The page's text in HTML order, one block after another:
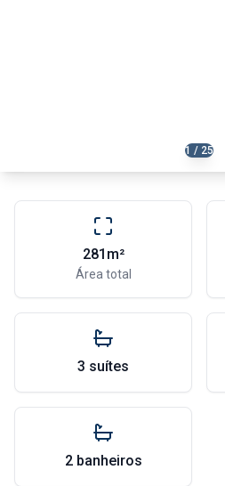
1 / 25
281m²
Área total
3 suítes
2 banheiros